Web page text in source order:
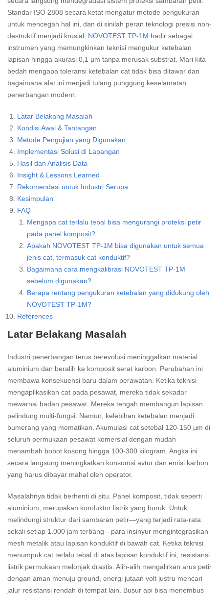
Standar ISO 2808 secara ketat mengatur metode pengukuran
untuk mencegah hal ini, dan di sinilah peran teknologi presisi non-
destruktif menjadi krusial. NOVOTEST TP-1M hadir sebagai
instrumen yang memungkinkan teknisi mengukur ketebalan
lapisan hingga akurasi 0,1 µm tanpa merusak substrat. Mari kita
bedah mengapa toleransi ketebalan cat tidak bisa ditawar dan
bagaimana alat ini menjadi tulang punggung keselamatan
penerbangan modern.
Latar Belakang Masalah
Kondisi Awal & Tantangan
Metode Pengujian yang Digunakan
Implementasi Solusi di Lapangan
Hasil dan Analisis Data
Insight & Lessons Learned
Rekomendasi untuk Industri Serupa
Kesimpulan
FAQ
Mengapa cat terlalu tebal bisa mengurangi proteksi petir
pada panel komposit?
Apakah NOVOTEST TP-1M bisa digunakan untuk semua
jenis cat, termasuk cat konduktif?
Bagaimana cara mengkalibrasi NOVOTEST TP-1M
sebelum digunakan?
Berapa rentang pengukuran ketebalan yang didukung oleh
NOVOTEST TP-1M?
References
Latar Belakang Masalah
Industri penerbangan terus berevolusi meninggalkan material
aluminium dan beralih ke komposit serat karbon. Perubahan ini
membawa konsekuensi baru dalam perawatan. Ketika teknisi
mengaplikasikan cat pada pesawat, mereka tidak sekadar
mewarnai badan pesawat. Mereka tengah membangun lapisan
pelindung multi-fungsi. Namun, kelebihan ketebalan menjadi
bumerang yang mematikan. Akumulasi cat setebal 120-150 µm di
seluruh permukaan pesawat komersial dengan mudah
menambah bobot kosong hingga 100-300 kilogram. Angka ini
secara langsung meningkatkan konsumsi avtur dan emisi karbon
yang harus dibayar mahal oleh operator.
Masalahnya tidak berhenti di situ. Panel komposit, tidak seperti
aluminium, merupakan konduktor listrik yang buruk. Untuk
melindungi struktur dari sambaran petir—yang terjadi rata-rata
sekali setiap 1.000 jam terbang—para insinyur mengintegrasikan
mesh metalik atau lapisan konduktif di bawah cat. Ketika teknisi
menumpuk cat terlalu tebal di atas lapisan konduktif ini, resistansi
listrik permukaan melonjak drastis. Alih-alih mengalirkan arus petir
dengan aman menuju ground, energi jutaan volt justru mencari
jalur resistansi rendah di tempat lain. Busur api bisa menembus